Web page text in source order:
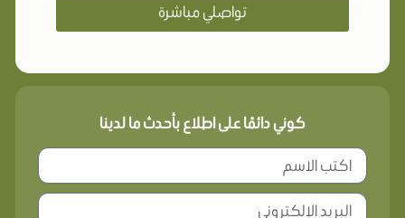
تواصلي مباشرة
كوني دائمًا على اطلاع بأحدث ما لدينا